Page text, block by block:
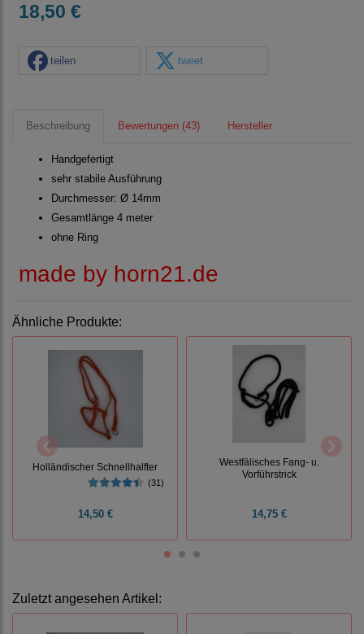
18,50 €
teilen tweet
Beschreibung Bewertungen (43) Hersteller
Handgefertigt
sehr stabile Ausführung
Durchmesser: Ø 14mm
Gesamtlänge 4 meter
ohne Ring
made by horn21.de
Ähnliche Produkte:
Holländischer Schnellhalfter
(31)
14,50 €
Westfälisches Fang- u.
Vorführstrick
14,75 €
Zuletzt angesehen Artikel: